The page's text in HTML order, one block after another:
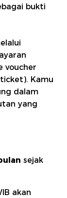
bukti
voucher
Kamu
dalam
yang
sejak
akan